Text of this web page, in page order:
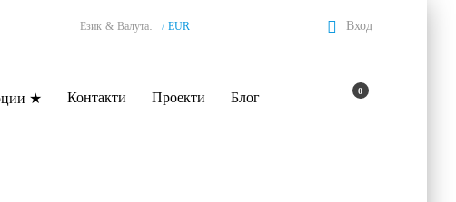
Език & Валута: / EUR Вход
0
★ Контакти Проекти Блог